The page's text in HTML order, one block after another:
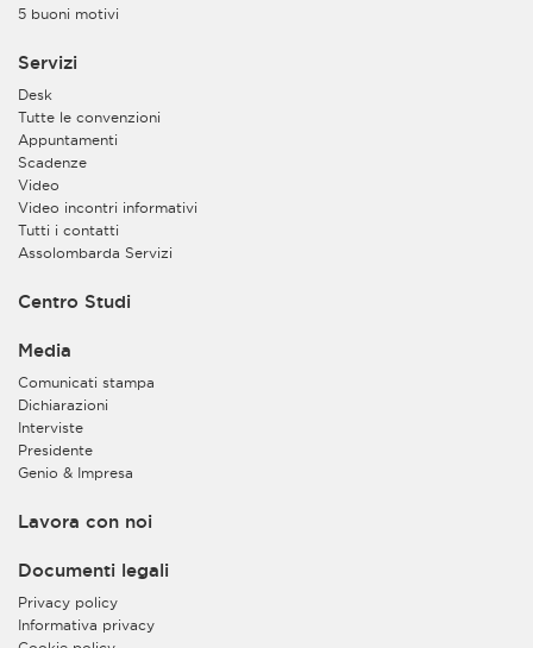
5 buoni motivi
Servizi
Desk
Tutte le convenzioni
Appuntamenti
Scadenze
Video
Video incontri informativi
Tutti i contatti
Assolombarda Servizi
Centro Studi
Media
Comunicati stampa
Dichiarazioni
Interviste
Presidente
Genio & Impresa
Lavora con noi
Documenti legali
Privacy policy
Informativa privacy